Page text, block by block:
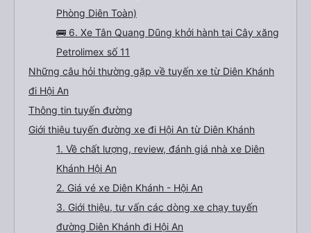
Phòng Diên Toàn)
🚌 6. Xe Tân Quang Dũng khởi hành tại Cây xăng
Petrolimex số 11
Những câu hỏi thường gặp về tuyến xe từ Diên Khánh
đi Hội An
Thông tin tuyến đường
Giới thiệu tuyến đường xe đi Hội An từ Diên Khánh
1. Về chất lượng, review, đánh giá nhà xe Diên
Khánh Hội An
2. Giá vé xe Diên Khánh - Hội An
3. Giới thiệu, tư vấn các dòng xe chạy tuyến
đường Diên Khánh đi Hội An